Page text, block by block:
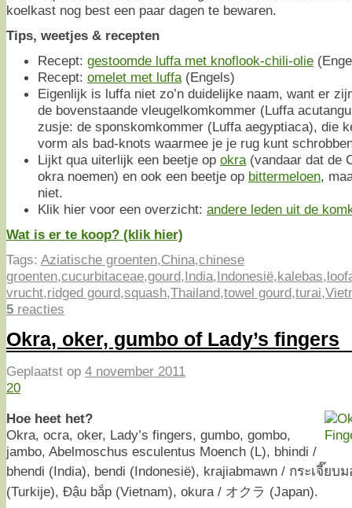
koelkast nog best een paar dagen te bewaren.
Tips, weetjes & recepten
Recept: gestoomde luffa met knoflook-chili-olie
Recept: omelet met luffa (Engels)
Eigenlijk is luffa niet zo’n duidelijke naam, want er
de bovenstaande vleugelkomkommer (Luffa
zusje: de sponskomkommer (Luffa aegyptiaca), die
vorm als bad-knots waarmee je je rug kunt
Lijkt qua uiterlijk een beetje op okra (vandaar dat de
okra noemen) en ook een beetje op bittermeloen,
niet.
Klik hier voor een overzicht: andere leden uit de
Wat is er te koop? (klik hier)
Tags: Aziatische groenten,China,chinese
groenten,cucurbitaceae,gourd,India,Indonesië,kalebas,
vrucht,ridged gourd,squash,Thailand,towel gourd,turai,
5 reacties
Okra, oker, gumbo of Lady’s fingers
Geplaatst op 4 november 2011
20
Hoe heet het?
Okra, ocra, oker, Lady’s fingers, gumbo, gombo,
jambo, Abelmoschus esculentus Moench (L), bhindi /
bhendi (India), bendi (Indonesië), krajiabmawn / กระเจี๊ยบ
(Turkije), Đậu bắp (Vietnam), okura / オクラ (Japan).